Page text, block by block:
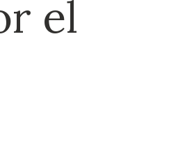
el